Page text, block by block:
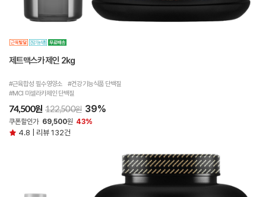
제트맥스카제인 2kg
#근육합성 필수영양소 #건강기능식품 단백질
#MCI 미셀라카제인 단백질
74,500원 122,500원 39%
쿠폰할인가 69,500원 43%
4.8 | 리뷰 132건